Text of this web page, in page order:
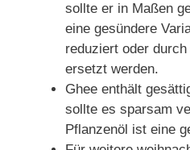
sollte er in Maßen
eine gesündere
reduziert oder
ersetzt werden.
Ghee enthält
sollte es sparsam
Pflanzenöl ist eine